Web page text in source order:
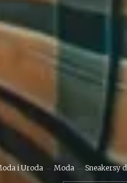
i Uroda Moda Sneakersy